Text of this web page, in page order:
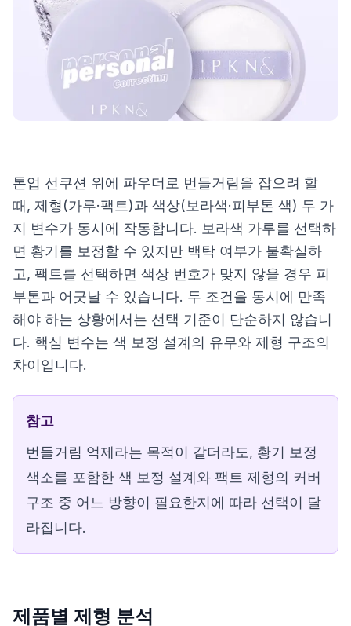
제품비교
Login
톤업 선쿠션 위에 파우더로 번들거림을 잡으려 할
때, 제형(가루·팩트)과 색상(보라색·피부톤 색) 두 가
지 변수가 동시에 작동합니다. 보라색 가루를 선택하
면 황기를 보정할 수 있지만 백탁 여부가 불확실하
고, 팩트를 선택하면 색상 번호가 맞지 않을 경우 피
부톤과 어긋날 수 있습니다. 두 조건을 동시에 만족
해야 하는 상황에서는 선택 기준이 단순하지 않습니
다. 핵심 변수는 색 보정 설계의 유무와 제형 구조의
차이입니다.
참고
번들거림 억제라는 목적이 같더라도, 황기 보정
색소를 포함한 색 보정 설계와 팩트 제형의 커버
구조 중 어느 방향이 필요한지에 따라 선택이 달
라집니다.
제품별 제형 분석